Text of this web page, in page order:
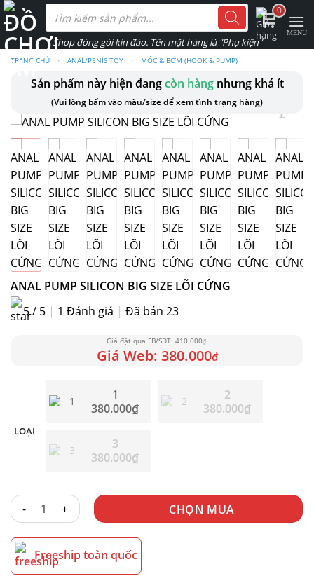
Skip
to
content
Tìm
kiếm
phẩm
TRANG CHỦ › ANAL/PENIS TOY › MÓC & BƠM (HOOK & PUMP)
Sản phẩm này hiện đangcòn hàngnhưng khá ít
(Vui lòng bấm vào màu/size để xem tình trạng hàng)
ANAL PUMP SILICON BIG SIZE LÕI CỨNG
5 / 5 | 1 Đánh giá | Đã bán 23
410.000₫
380.000₫
LOẠI
1
380.000₫
2
380.000₫
3
380.000₫
ANAL PUMP SILICON BIG SIZE LÕI CỨNG số lượng
CHỌN MUA
Freeship toàn quốc
0